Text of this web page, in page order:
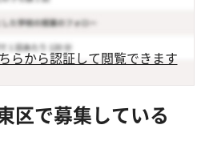
らから認証して閲覧できます
区で募集している